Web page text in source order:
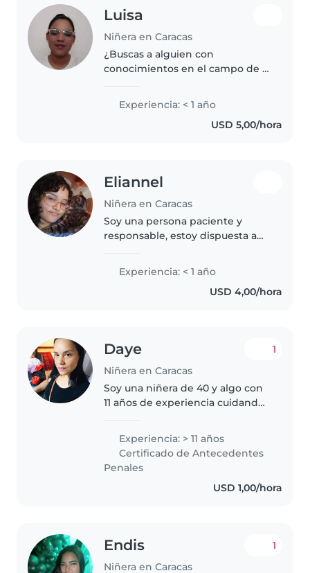
Luisa
Niñera en Caracas
¿Buscas a alguien con
conocimientos en el campo de la
TSU en enfermería. Soy
responsable y creativa, con
habilidades en manualidades y
Experiencia: < 1 año
USD 5,00/hora
Eliannel
Niñera en Caracas
Soy una persona paciente y
responsable, estoy dispuesta a
vengan, se hacer manualidades y
se dibujar
Experiencia: < 1 año
USD 4,00/hora
Daye
Niñera en Caracas
1
Soy una niñera de 40 y algo con
11 años de experiencia cuidando
bebés hasta niños en edad
escolar. Soy una persona
responsable, calmada y muy
paciente...
Experiencia: > 11 años
Certificado de Antecedentes
Penales
USD 1,00/hora
Endis
Niñera en Caracas
1